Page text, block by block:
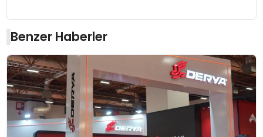
Benzer Haberler